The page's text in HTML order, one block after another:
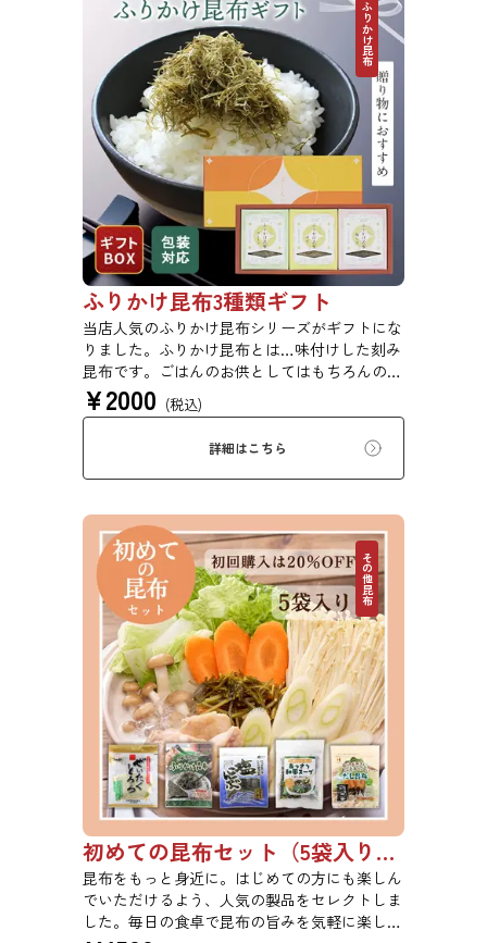
ふりかけ昆布
ふりかけ昆布3種類ギフト
当店人気のふりかけ昆布シリーズがギフトにな
りました。ふりかけ昆布とは…味付けした刻み
昆布です。ごはんのお供としてはもちろんのこ
と、冷奴や卵焼きなど、様々なお料理にかけた
り入れたりして手軽に使用できます。
¥2000 (税込)
詳細はこちら
その他昆布
初めての昆布セット（5袋入り）【初回購入は20％OFF】
昆布をもっと身近に。はじめての方にも楽しん
でいただけるよう、人気の製品をセレクトしま
した。毎日の食卓で昆布の旨みを気軽に楽しめ